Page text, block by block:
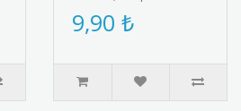
kültürel miras gönüllüleri
için özel olarak tasa..
9,90 ₺